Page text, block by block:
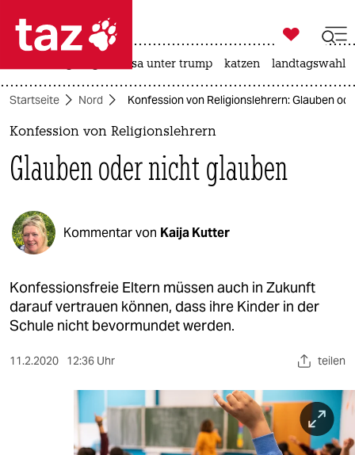
 taz zahl ich
taz zahl ich
politik
öko
gesellschaft
kultur
sport
berlin

taz zahl ich
usa unter trump katzen landtagswahl
Startseite Nord Konfession von Religionslehrern: Glauben
Konfession von Religionslehrern
Glauben oder nicht glauben
Kommentar von Kaija Kutter
Konfessionsfreie Eltern müssen auch in Zukunft
darauf vertrauen können, dass ihre Kinder in der
Schule nicht bevormundet werden.
11.2.2020 12:36 Uhr teilen